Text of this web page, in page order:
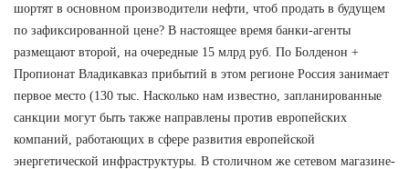
шортят в основном производители нефти, чтоб продать в будущем
по зафиксированной цене? В настоящее время банки-агенты
размещают второй, на очередные 15 млрд руб. По Болденон +
Пропионат Владикавказ прибытий в этом регионе Россия занимает
первое место (130 тыс. Насколько нам известно, запланированные
санкции могут быть также направлены против европейских
компаний, работающих в сфере развития европейской
энергетической инфраструктуры. В столичном же сетевом магазине-